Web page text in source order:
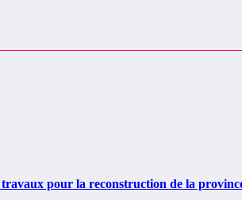
pour la reconstruction de la